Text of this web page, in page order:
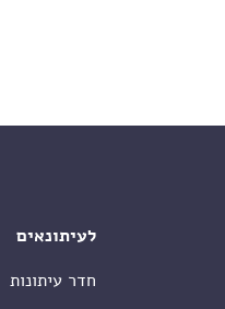
לעיתונאים
חדר עיתונות